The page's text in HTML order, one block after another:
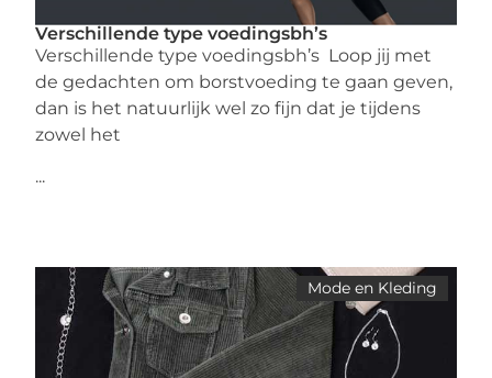
Verschillende type voedingsbh’s
Verschillende type voedingsbh’s Loop jij met
de gedachten om borstvoeding te gaan geven,
dan is het natuurlijk wel zo fijn dat je tijdens
zowel het
...
Mode en Kleding